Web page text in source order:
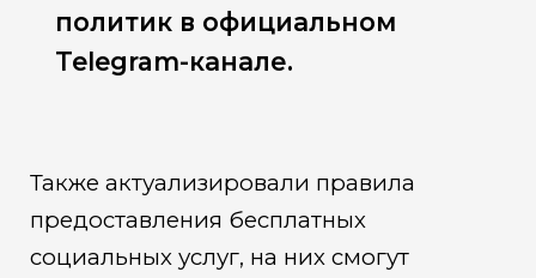
политик в официальном
Telegram-канале.
Также актуализировали правила
предоставления бесплатных
социальных услуг, на них смогут